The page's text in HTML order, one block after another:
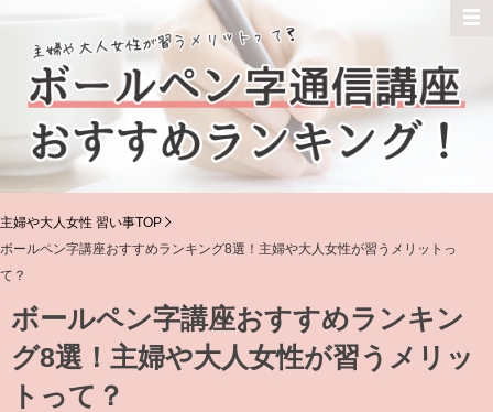
主婦や大人女性 習い事TOP
ボールペン字講座おすすめランキング8選！主婦や大人女性が習うメリットっ
て？
ボールペン字講座おすすめランキン
グ8選！主婦や大人女性が習うメリッ
トって？